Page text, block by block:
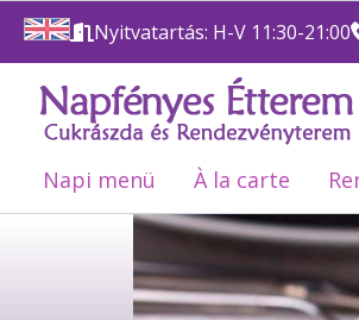
Nyitvatartás: H-V 11:30-21:00
Napi menü À la carte